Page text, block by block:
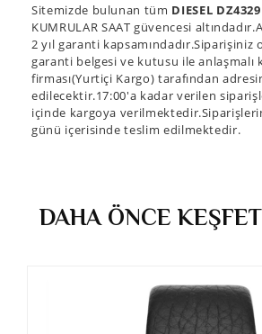
Sitemizde bulunan tüm DIESEL DZ4329
KUMRULAR SAAT güvencesi
2 yıl garanti kapsamındadır.Siparişiniz
garanti belgesi ve kutusu ile anlaşmalı
firması(Yurtiçi Kargo) tarafından
edilecektir.17:00'a kadar verilen
içinde kargoya
günü içerisinde teslim edilmektedir.
DAHA ÖNCE